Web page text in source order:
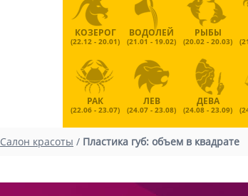
КОЗЕРОГ
(22.12 - 20.01)
ВОДОЛЕЙ
(21.01 - 19.02)
РЫБЫ
(20.02 - 20.03)
РАК
(22.06 - 23.07)
ЛЕВ
(24.07 - 23.08)
ДЕВА
(24.08 - 23.09)
Салон красоты / Пластика губ: объем в квадрате